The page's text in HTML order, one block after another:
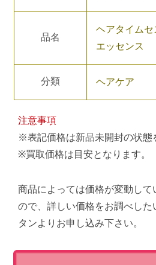
品名
ヘアタイム
エッセンス
分類 ヘアケア
注意事項
※表記価格は新品未開封の状態
※買取価格は目安となります。
商品によっては価格が変動して
ので、詳しい価格をお調べした
タンよりお申し込み下さい。